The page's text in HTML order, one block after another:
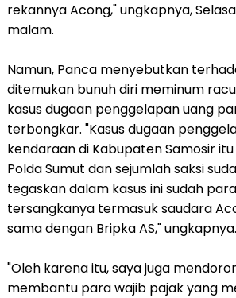
rekannya Acong," ungkapnya,
malam.
Namun, Panca menyebutkan
ditemukan bunuh diri meminum
kasus dugaan penggelapan uang
terbongkar. "Kasus dugaan
kendaraan di Kabupaten Samosir
Polda Sumut dan sejumlah saksi
tegaskan dalam kasus ini sudah
tersangkanya termasuk saudara
sama dengan Bripka AS," ungkapnya.
"Oleh karena itu, saya juga
membantu para wajib pajak yang